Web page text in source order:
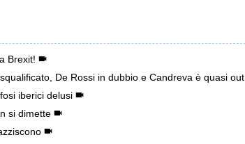
Brexit!
De Rossi in dubbio e Candreva è quasi out
iberici delusi
si dimette